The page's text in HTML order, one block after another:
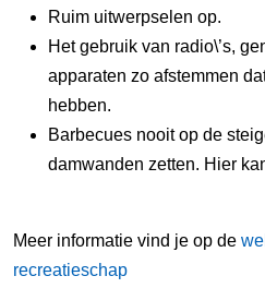
Ruim uitwerpselen op.
Het gebruik van radio\’s,
apparaten zo afstemmen
hebben.
Barbecues nooit op de
damwanden zetten. Hier
Meer informatie vind je op de
recreatieschap